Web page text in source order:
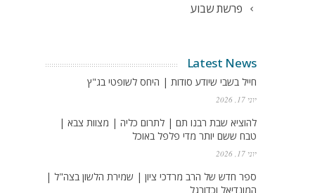
פרשת שבוע
Latest News
חייל בשבי שיודע סודות | היחס לשופטי בג"ץ
יוני 17, 2026
להוציא שבת רבנו תם | לתרום כליה | מצוות צבא |
טבח ששם יותר מדי פלפל באוכל
יוני 17, 2026
ספר חדש של הרב מרדכי ציון | שמירת הלשון בצה"ל |
המונדיאל וכדורגל